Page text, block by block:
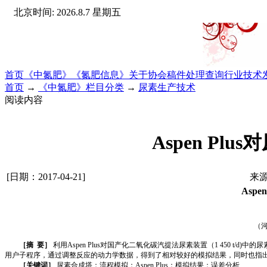
北京时间: 2026.8.7 星期五
首页 《中氮肥》 《氮肥信息》 关于协会稿件处理查询行业技术
首页 → 《中氮肥》栏目分类 → 尿素生产技术
阅读内容
Aspen Plus
[日期：2017-04-21]
来
（
［摘 要］ 利用Aspen Plus对国产化二氧化碳汽提法尿素装置（ 1 450 t/d)中的尿
用户子程序，通过调整反应的动力学数据，得到了相对较好的模拟结果，同时也指
［关键词］
尿素合成塔；流程模拟； Aspen Plus；模拟结果；误差分析